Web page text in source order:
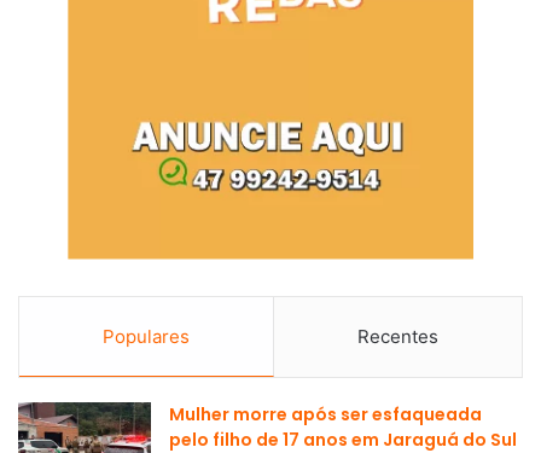
Populares Recentes
Mulher morre após ser esfaqueada
pelo filho de 17 anos em Jaraguá do Sul